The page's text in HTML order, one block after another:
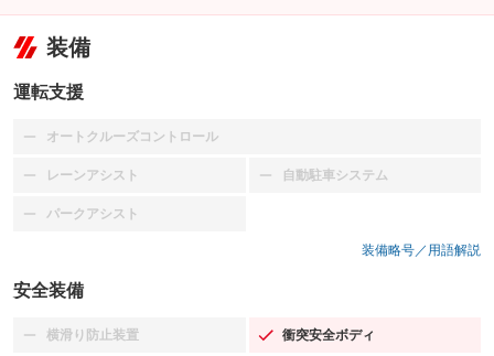
装備
運転支援
オートクルーズコントロール
：装備なし
レーンアシスト
：装備なし 自動駐車システム
：装備なし
パークアシスト
：装備なし
装備略号／用語解説
安全装備
横滑り防止装置
：装備なし 衝突安全ボディ
：装備あり